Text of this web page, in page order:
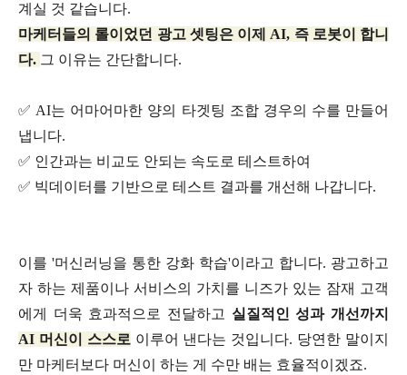
계실 것 같습니다.
마케터들의 롤이었던 광고 셋팅은 이제 AI, 즉 로봇이 합니
다. 그 이유는 간단합니다.
✅ AI는 어마어마한 양의 타겟팅 조합 경우의 수를 만들어
냅니다.
✅ 인간과는 비교도 안되는 속도로 테스트하여
✅ 빅데이터를 기반으로 테스트 결과를 개선해 나갑니다.
이를 '머신러닝을 통한 강화 학습'이라고 합니다. 광고하고
자 하는 제품이나 서비스의 가치를 니즈가 있는 잠재 고객
에게 더욱 효과적으로 전달하고 실질적인 성과 개선까지
AI 머신이 스스로 이루어 낸다는 것입니다. 당연한 말이지
만 마케터보다 머신이 하는 게 수만 배는 효율적이겠죠.